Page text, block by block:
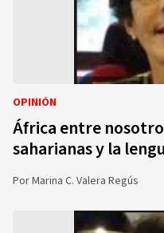
OPINIÓN
África entre
saharianas y la
PorMarina C. Valera Regús